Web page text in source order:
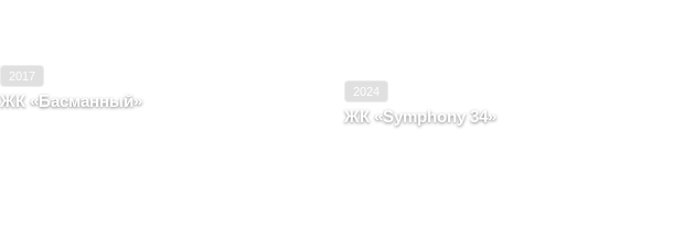
2017
ЖК «Басманный»
2024
ЖК «Symphony 34»